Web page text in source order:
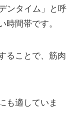
ンタイム」と呼
時間帯です。
ることで、筋肉
も適していま